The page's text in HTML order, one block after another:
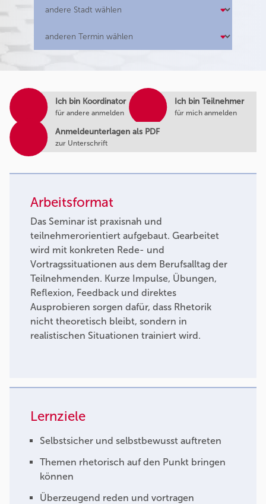
Arbeitsformat
Das Seminar ist praxisnah und
teilnehmerorientiert aufgebaut. Gearbeitet
wird mit konkreten Rede- und
Vortragssituationen aus dem Berufsalltag der
Teilnehmenden. Kurze Impulse, Übungen,
Reflexion, Feedback und direktes
Ausprobieren sorgen dafür, dass Rhetorik
nicht theoretisch bleibt, sondern in
realistischen Situationen trainiert wird.
Lernziele
Selbstsicher und selbstbewusst auftreten
Themen rhetorisch auf den Punkt bringen
können
Überzeugend reden und vortragen
Ich bin Koordinator
für andere anmelden
Ich bin Teilnehmer
für mich anmelden
Anmeldeunterlagen als PDF
zur Unterschrift